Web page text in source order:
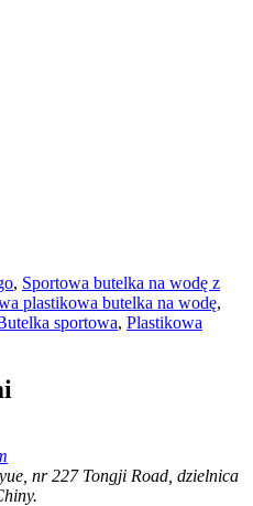
, Sportowa butelka na wodę z
plastikowa butelka na wodę,
sportowa, Plastikowa
nr 227 Tongji Road, dzielnica